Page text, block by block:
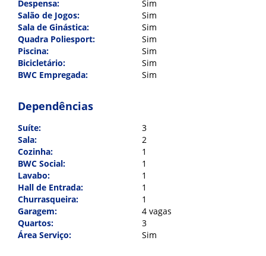
Despensa:
Sim
Salão de Jogos:
Sim
Sala de Ginástica:
Sim
Quadra Poliesport:
Sim
Piscina:
Sim
Bicicletário:
Sim
BWC Empregada:
Sim
Dependências
Suíte:
3
Sala:
2
Cozinha:
1
BWC Social:
1
Lavabo:
1
Hall de Entrada:
1
Churrasqueira:
1
Garagem:
4 vagas
Quartos:
3
Área Serviço:
Sim